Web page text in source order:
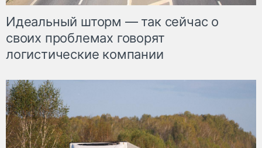
Идеальный шторм — так сейчас о
своих проблемах говорят
логистические компании